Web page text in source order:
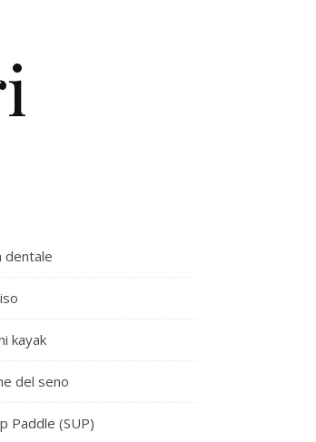
dentale
kayak
del seno
Paddle (SUP)